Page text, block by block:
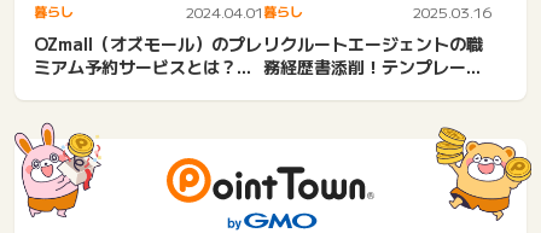
暮らし 2024.04.01
OZmall（オズモール）のプレ
ミアム予約サービスとは？使
暮らし 2025.03.16
リクルートエージェントの職
務経歴書添削！テンプレート